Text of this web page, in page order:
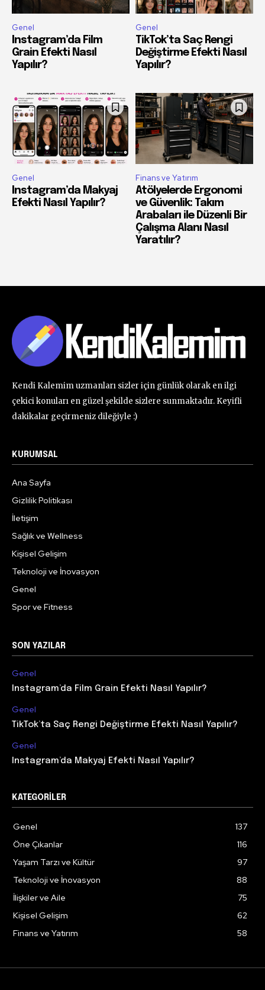
Genel
Instagram’da Film
Grain Efekti Nasıl
Yapılır?
Genel
TikTok’ta Saç Rengi
Değiştirme Efekti Nasıl
Yapılır?
Genel
Instagram’da Makyaj
Efekti Nasıl Yapılır?
Finans ve Yatırım
Atölyelerde Ergonomi
ve Güvenlik: Takım
Arabaları ile Düzenli Bir
Çalışma Alanı Nasıl
Yaratılır?
Kendi Kalemim uzmanları sizler için günlük olarak en ilgi
çekici konuları en güzel şekilde sizlere sunmaktadır. Keyifli
dakikalar geçirmeniz dileğiyle :)
KURUMSAL
Ana Sayfa
Gizlilik Politikası
İletişim
Sağlık ve Wellness
Kişisel Gelişim
Teknoloji ve İnovasyon
Genel
Spor ve Fitness
SON YAZILAR
Genel
Instagram’da Film Grain Efekti Nasıl Yapılır?
Genel
TikTok’ta Saç Rengi Değiştirme Efekti Nasıl Yapılır?
Genel
Instagram’da Makyaj Efekti Nasıl Yapılır?
KATEGORILER
Genel
137
Öne Çıkanlar
116
Yaşam Tarzı ve Kültür
97
Teknoloji ve İnovasyon
88
İlişkiler ve Aile
75
Kişisel Gelişim
62
Finans ve Yatırım
58